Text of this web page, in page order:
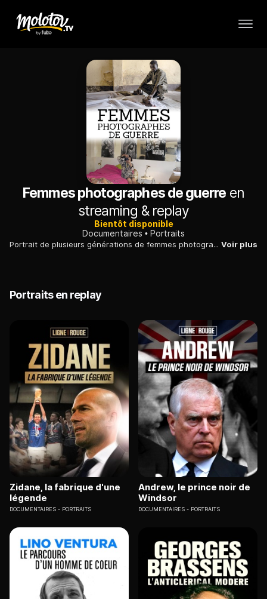
Femmes photographes de guerre en
streaming & replay
Bientôt disponible
Documentaires
Portraits
Portrait de plusieurs générations de femmes photographes de guerre, de l'Autrichienne Alice Schalek à la Française Camille Lepage, assassinée en 2014. Voir plus
Portraits en replay
Zidane, la fabrique d'une
légende
DOCUMENTAIRES PORTRAITS
Andrew, le prince noir de
Windsor
DOCUMENTAIRES PORTRAITS